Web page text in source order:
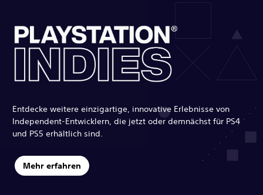
Entdecke weitere einzigartige, innovative Erlebnisse von
Independent-Entwicklern, die jetzt oder demnächst für PS4
und PS5 erhältlich sind.
Mehr erfahren